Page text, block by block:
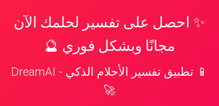
✨ احصل على تفسير لحلمك الآن
مجانًا وبشكل فوري 🔮
📱 تطبيق تفسير الأحلام الذكي - DreamAI
🚀